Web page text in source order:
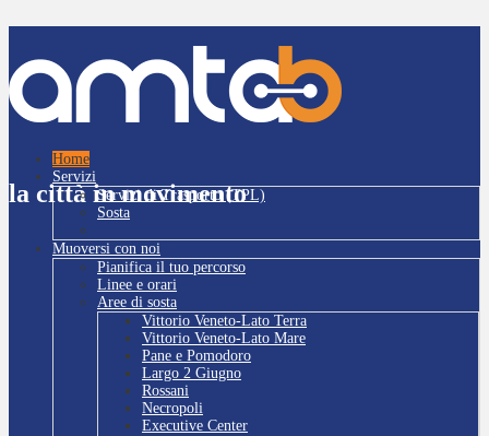
la città in movimento
Home
Servizi
Servizi di Trasporto (TPL)
Sosta
Muoversi con noi
Pianifica il tuo percorso
Linee e orari
Aree di sosta
Vittorio Veneto-Lato Terra
Vittorio Veneto-Lato Mare
Pane e Pomodoro
Largo 2 Giugno
Rossani
Necropoli
Executive Center